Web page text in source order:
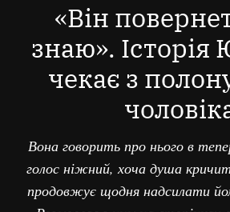
«Він
знаю». Історія
чекає з
Вона говорить про нього в
голос ніжний, хоча душа
продовжує щодня надсилати